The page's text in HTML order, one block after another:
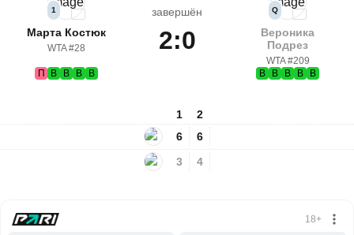
1
Марта Костюк
WTA #28
П В В В В
завершён
2:0
Q
Вероника
Подрез
WTA #209
В
В В В В
1
6
3
2
6
4
18+